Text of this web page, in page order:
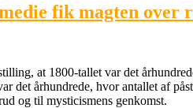
fik magten over
at 1800-tallet var det
det århundrede, hvor antallet af
og til mysticismens genkomst.